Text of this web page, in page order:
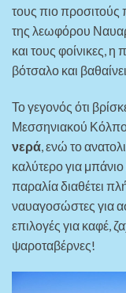
τους πιο
της λεωφόρου
και τους φοίνικες,
βότσαλο και
Το γεγονός ότι
Μεσσηνιακού
νερά, ενώ το
καλύτερο για
παραλία διαθέτει
ναυαγοσώστες για
επιλογές για καφέ,
ψαροταβέρνες!